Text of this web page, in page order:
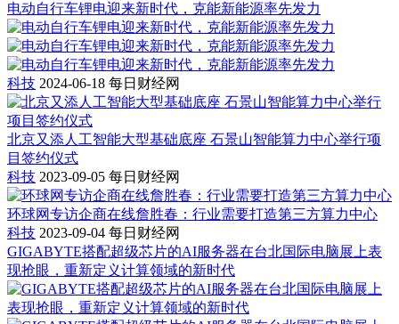
电动自行车锂电迎来新时代，克能新能源率先发力
科技 2024-06-18 每日财经网
北京又添人工智能大型基础底座 石景山智能算力中心举行项
目签约仪式
科技 2023-09-05 每日财经网
环球网专访企商在线詹胜春：行业需要打造第三方算力中心
科技 2023-09-04 每日财经网
GIGABYTE搭配超级芯片的AI服务器在台北国际电脑展上表
现抢眼，重新定义计算领域的新时代